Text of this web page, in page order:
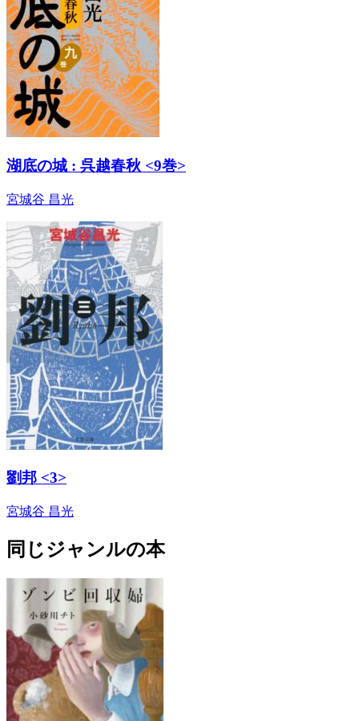
湖底の城 : 呉越春秋 <9巻>
宮城谷 昌光
劉邦 <3>
宮城谷 昌光
同じジャンルの本